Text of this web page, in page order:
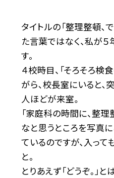
タイトルの「整理整頓、
た言葉ではなく、私が
す。
４校時目、「そろそろ検
がら、校長室にいると、
人ほどが来室。
「家庭科の時間に、整
なと思うところを写真
ているのですが、入って
と。
とりあえず「どうぞ。」